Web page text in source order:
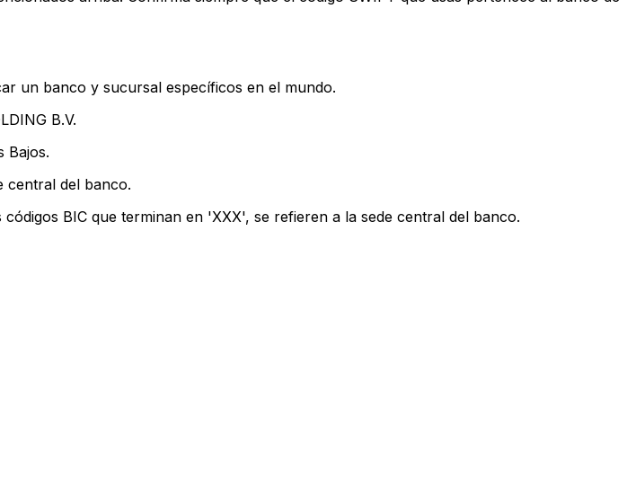
un banco y sucursal específicos en el mundo.
B.V.
Bajos.
central del banco.
BIC que terminan en 'XXX', se refieren a la sede central del banco.